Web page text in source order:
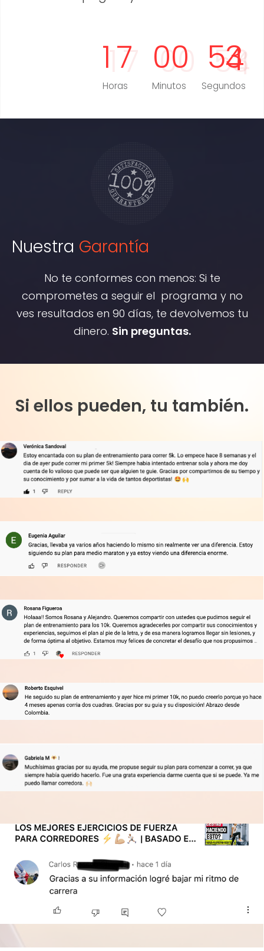
1 7
Horas
00
Minutos
52
Segundos
Nuestra Garantía
No te conformes con menos: Si te
comprometes a seguir el programa y no
ves resultados en 90 días, te devolvemos tu
dinero. Sin preguntas.
Si ellos pueden, tu también.